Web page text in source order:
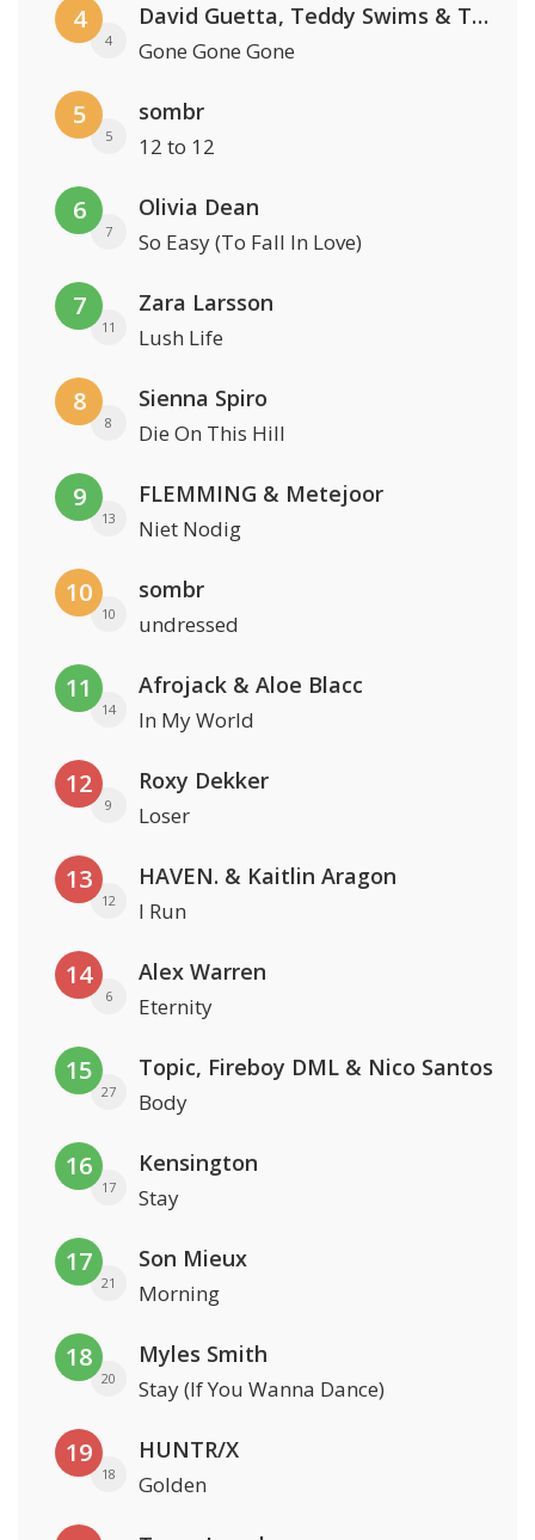
4
4
David Guetta, Teddy Swims & Tones And I
Gone Gone Gone
5
5
sombr
12 to 12
6
7
Olivia Dean
So Easy (To Fall In Love)
7
11
Zara Larsson
Lush Life
8
8
Sienna Spiro
Die On This Hill
9
13
FLEMMING & Metejoor
Niet Nodig
10
10
sombr
undressed
11
14
Afrojack & Aloe Blacc
In My World
12
9
Roxy Dekker
Loser
13
12
HAVEN. & Kaitlin Aragon
I Run
14
6
Alex Warren
Eternity
15
27
Topic, Fireboy DML & Nico Santos
Body
16
17
Kensington
Stay
17
21
Son Mieux
Morning
18
20
Myles Smith
Stay (If You Wanna Dance)
19
18
HUNTR/X
Golden